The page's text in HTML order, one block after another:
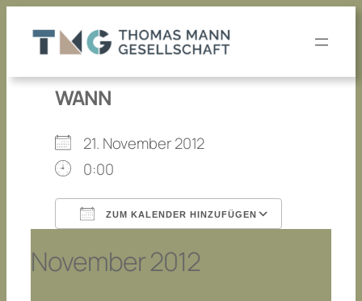
Inhalt
springen
WANN
21. November 2012
0:00
ZUM KALENDER HINZUFÜGEN
November 2012